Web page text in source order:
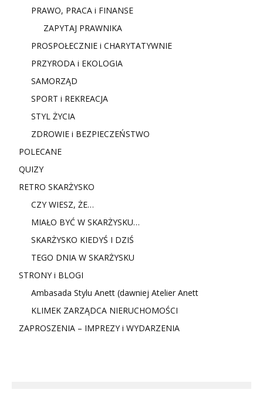
PRAWO, PRACA i FINANSE
ZAPYTAJ PRAWNIKA
PROSPOŁECZNIE i CHARYTATYWNIE
PRZYRODA i EKOLOGIA
SAMORZĄD
SPORT i REKREACJA
STYL ŻYCIA
ZDROWIE i BEZPIECZEŃSTWO
POLECANE
QUIZY
RETRO SKARŻYSKO
CZY WIESZ, ŻE…
MIAŁO BYĆ W SKARŻYSKU…
SKARŻYSKO KIEDYŚ I DZIŚ
TEGO DNIA W SKARŻYSKU
STRONY i BLOGI
Ambasada Stylu Anett (dawniej Atelier Anett
KLIMEK ZARZĄDCA NIERUCHOMOŚCI
ZAPROSZENIA – IMPREZY i WYDARZENIA